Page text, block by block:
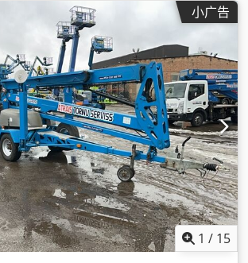
小广告
1 / 15